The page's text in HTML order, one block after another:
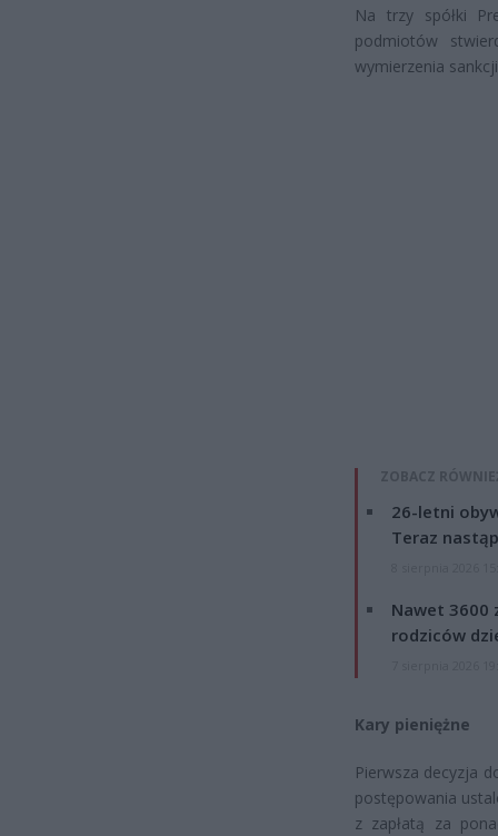
Na trzy spółki
podmiotów
wymierzenia
ZOBACZ
26-letni
Teraz
Nawet 3600
rodziców
Kary pieniężne
Pierwsza decyzja
postępowania
z zapłatą za